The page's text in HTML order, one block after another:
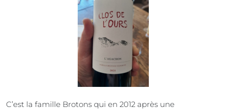
C’est la famille Brotons qui en 2012 après une